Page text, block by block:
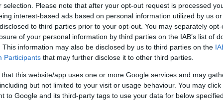
selection. Please note that after your opt-out request is processed
interest-based ads based on personal information utilized by us
to third parties prior to your opt-out. You may separately
of your personal information by third parties on the IAB’s list of
This information may also be disclosed by us to third parties on the
Participants that may further disclose it to other third parties.
that this website/app uses one or more Google services and may
but not limited to your visit or usage behaviour. You may
to Google and its third-party tags to use your data for below
tört ki, ami egy lehetséges bikás fordulatot jelez. Az
új szempontot kínál a DOGE árfolyamtevékenységére, és
meg, ahol a felső trendvonal élesebb szögben
tekintik. Az ék felső trendvonalán való kitörés egy